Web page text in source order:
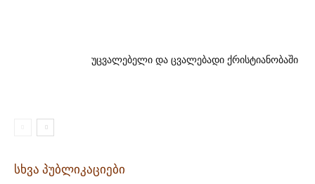
უცვალებელი და ცვალებადი ქრისტიანობაში
სხვა პუბლიკაციები